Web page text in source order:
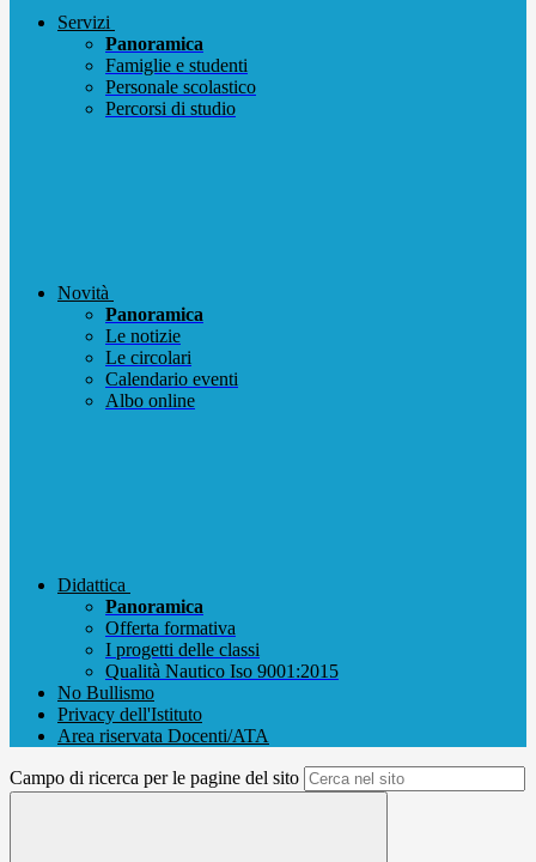
Servizi
Panoramica
Famiglie e studenti
Personale scolastico
Percorsi di studio
Novità
Panoramica
Le notizie
Le circolari
Calendario eventi
Albo online
Didattica
Panoramica
Offerta formativa
I progetti delle classi
Qualità Nautico Iso 9001:2015
No Bullismo
Privacy dell'Istituto
Area riservata Docenti/ATA
Campo di ricerca per le pagine del sito